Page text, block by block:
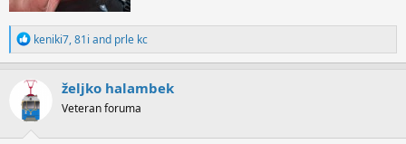
R
e
a
c
t
i
o
n
keniki7,81i and prle kc
željko halambek
Veteran foruma